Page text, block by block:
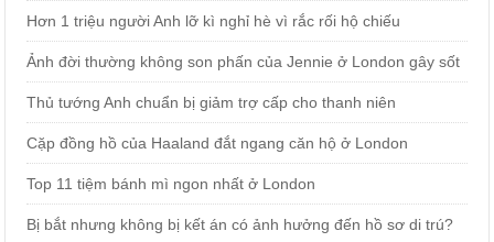
Hơn 1 triệu người Anh lỡ kì nghỉ hè vì rắc rối hộ chiếu
Ảnh đời thường không son phấn của Jennie ở London gây sốt
Thủ tướng Anh chuẩn bị giảm trợ cấp cho thanh niên
Cặp đồng hồ của Haaland đắt ngang căn hộ ở London
Top 11 tiệm bánh mì ngon nhất ở London
Bị bắt nhưng không bị kết án có ảnh hưởng đến hồ sơ di trú?